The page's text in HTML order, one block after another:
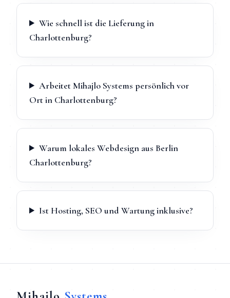
Wie schnell ist die Lieferung in
Charlottenburg?
Arbeitet Mihajlo Systems persönlich vor
Ort in Charlottenburg?
Warum lokales Webdesign aus Berlin
Charlottenburg?
Ist Hosting, SEO und Wartung inklusive?